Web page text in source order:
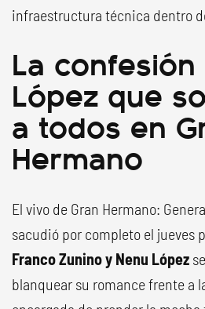
infraestructura técnica dentro
La
López que
a todos en
Hermano
El vivo de Gran Hermano:
sacudió por completo el jueves
Franco Zunino y Nenu López
blanquear su romance frente a